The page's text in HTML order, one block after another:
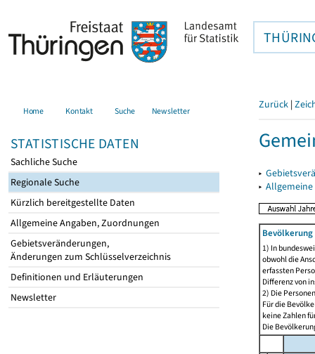
Home Kontakt Suche Newsletter
STATISTISCHE DATEN
Sachliche Suche
Regionale Suche
Kürzlich bereitgestellte Daten
Allgemeine Angaben, Zuordnungen
Gebietsveränderungen,
Änderungen zum Schlüsselverzeichnis
Definitionen und Erläuterungen
Newsletter
Zurück |
▸
▸
1) In
obwohl die
erfassten
Differenz von
2) Die
Für die
keine Zahlen
Die